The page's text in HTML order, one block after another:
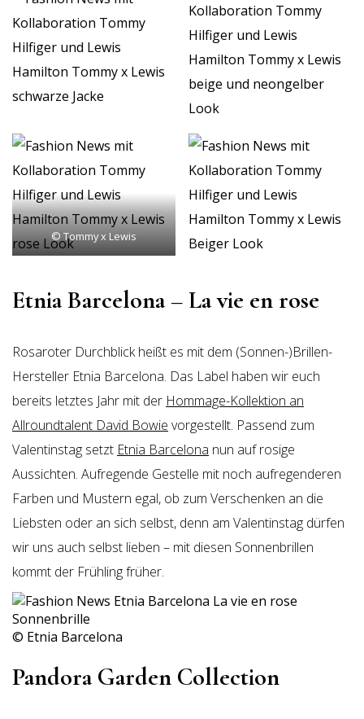
© Tommy x Lewis
Etnia Barcelona – La vie en rose
Rosaroter Durchblick heißt es mit dem (Sonnen-)Brillen-
Hersteller Etnia Barcelona. Das Label haben wir euch
bereits letztes Jahr mit der Hommage-Kollektion an
Allroundtalent David Bowie vorgestellt. Passend zum
Valentinstag setzt Etnia Barcelona nun auf rosige
Aussichten. Aufregende Gestelle mit noch aufregenderen
Farben und Mustern egal, ob zum Verschenken an die
Liebsten oder an sich selbst, denn am Valentinstag dürfen
wir uns auch selbst lieben – mit diesen Sonnenbrillen
kommt der Frühling früher.
© Etnia Barcelona
Pandora Garden Collection